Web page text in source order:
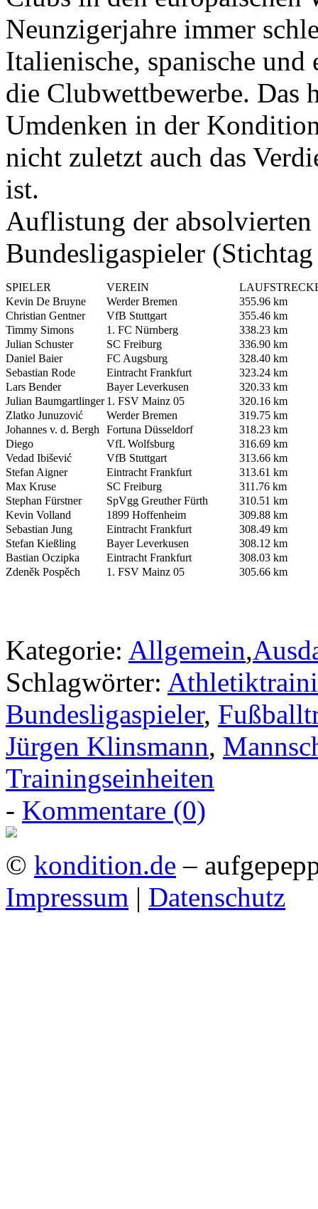
Neunzigerjahre immer
Italienische, spanische
die Clubwettbewerbe. Das
Umdenken in der
nicht zuletzt auch das
ist.
Auflistung der
Bundesligaspieler
SPIELER VEREIN
Kevin De Bruyne
Werder Bremen
355.96 km
Christian Gentner
VfB Stuttgart
355.46 km
Timmy Simons
1. FC Nürnberg
338.23 km
Julian Schuster
SC Freiburg
336.90 km
Daniel Baier
FC Augsburg
328.40 km
Sebastian Rode
Eintracht Frankfurt
323.24 km
Lars Bender
Bayer Leverkusen
320.33 km
Julian Baumgartlinger 1. FSV Mainz 05
320.16 km
Zlatko Junuzović
Werder Bremen
319.75 km
Johannes v. d. Bergh
Fortuna Düsseldorf
318.23 km
Diego
VfL Wolfsburg
316.69 km
Vedad Ibišević
VfB Stuttgart
313.66 km
Stefan Aigner
Eintracht Frankfurt
313.61 km
Max Kruse
SC Freiburg
311.76 km
Stephan Fürstner
SpVgg Greuther Fürth
310.51 km
Kevin Volland
1899 Hoffenheim
309.88 km
Sebastian Jung
Eintracht Frankfurt
308.49 km
Stefan Kießling
Bayer Leverkusen
308.12 km
Bastian Oczipka
Eintracht Frankfurt
308.03 km
Zdeněk Pospěch
1. FSV Mainz 05 305.66 km
Kategorie: Allgemein,
Schlagwörter:
Bundesligaspieler,
Jürgen Klinsmann,
Trainingseinheiten
- Kommentare (0)
© kondition.de –
Impressum | Datenschutz